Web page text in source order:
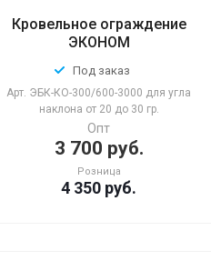
Кровельное ограждение
ЭКОНОМ
Под заказ
Арт. ЭБК-КО-300/600-3000 для угла
наклона от 20 до 30 гр.
Опт
3 700 руб.
Розница
4 350 руб.